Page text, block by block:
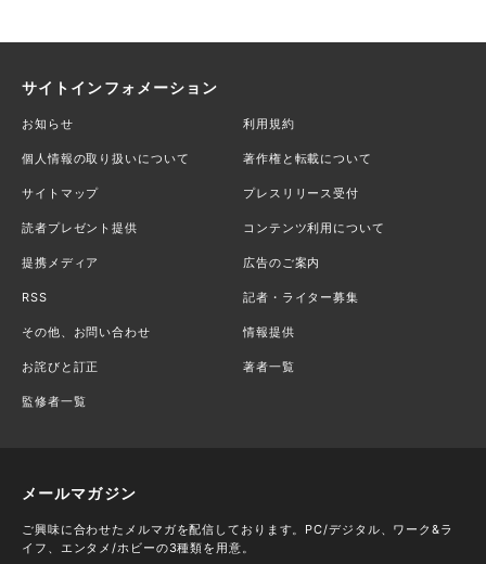
サイトインフォメーション
お知らせ 利用規約
個人情報の取り扱いについて 著作権と転載について
サイトマップ プレスリリース受付
読者プレゼント提供 コンテンツ利用について
提携メディア 広告のご案内
RSS 記者・ライター募集
その他、お問い合わせ 情報提供
お詫びと訂正 著者一覧
監修者一覧
メールマガジン
ご興味に合わせたメルマガを配信しております。PC/デジタル、ワーク&ラ
イフ、エンタメ/ホビーの3種類を用意。